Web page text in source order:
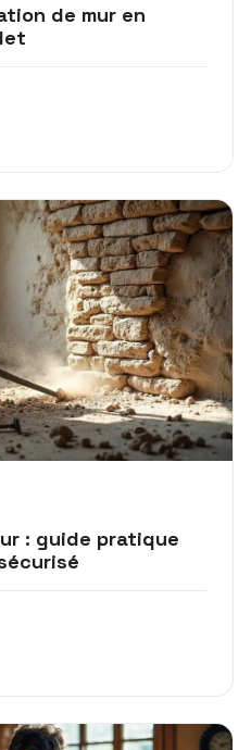
de mur en
: guide pratique